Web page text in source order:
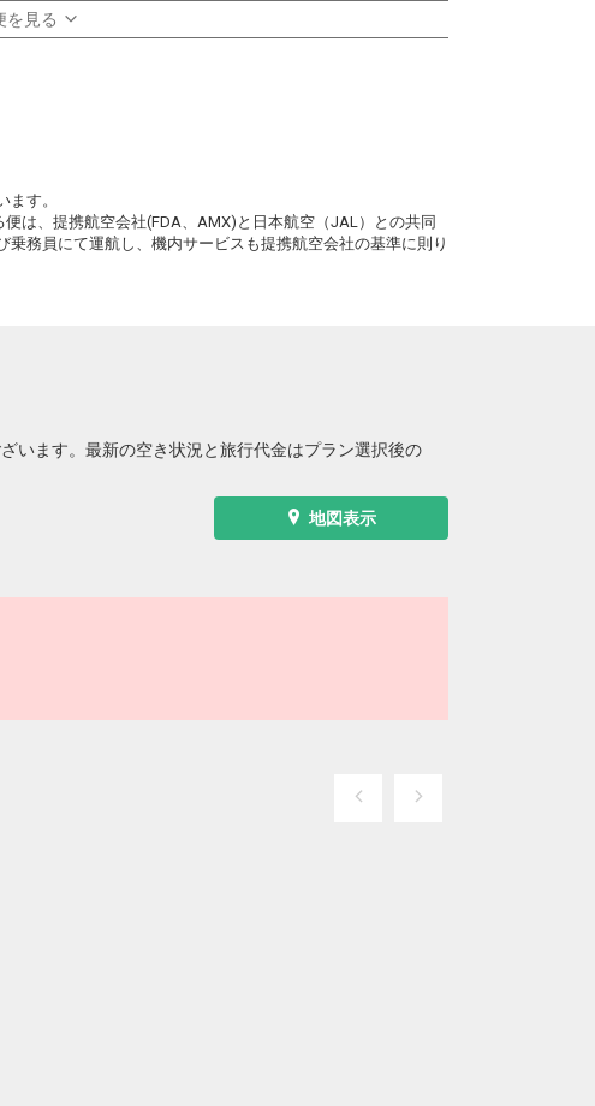
188便 +2,300円
を見る
す。
は、提携航空会社(FDA、AMX)と日本航空（JAL）との共同
務員にて運航し、機内サービスも提携航空会社の基準に則り
います。最新の空き状況と旅行代金はプラン選択後の
地図表示